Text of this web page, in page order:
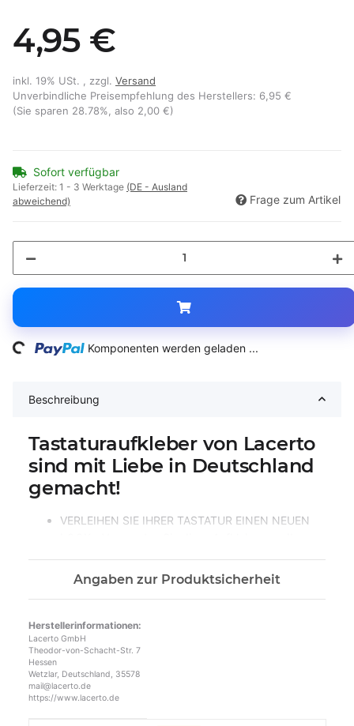
4,95 €
inkl. 19% USt. , zzgl. Versand
Unverbindliche Preisempfehlung des Herstellers: 6,95 €
(Sie sparen 28.78% , also 2,00 €)
Sofort verfügbar
Lieferzeit: 1 - 3 Werktage (DE - Ausland
abweichend)
Frage zum Artikel
Komponenten werden geladen ...
Beschreibung
Tastaturaufkleber von Lacerto
sind mit Liebe in Deutschland
gemacht!
VERLEIHEN SIE IHRER TASTATUR EINEN NEUEN
englisches QWERTY-Layout zu verwandeln und
dadurch Verwirrungen zu vermeiden.
Tastaturaufkleber sind zum Schutz vor Kratzern
und UV-Schäden mit einer Laminatbeschichtung
Gebrauch effektiv verhindert.
STARKER KLEBER - Sie verfügen außerdem über
Angaben zur Produktsicherheit
Herstellerinformationen:
Lacerto GmbH
Theodor-von-Schacht-Str. 7
Hessen
Wetzlar, Deutschland, 35578
mail@lacerto.de
https://www.lacerto.de